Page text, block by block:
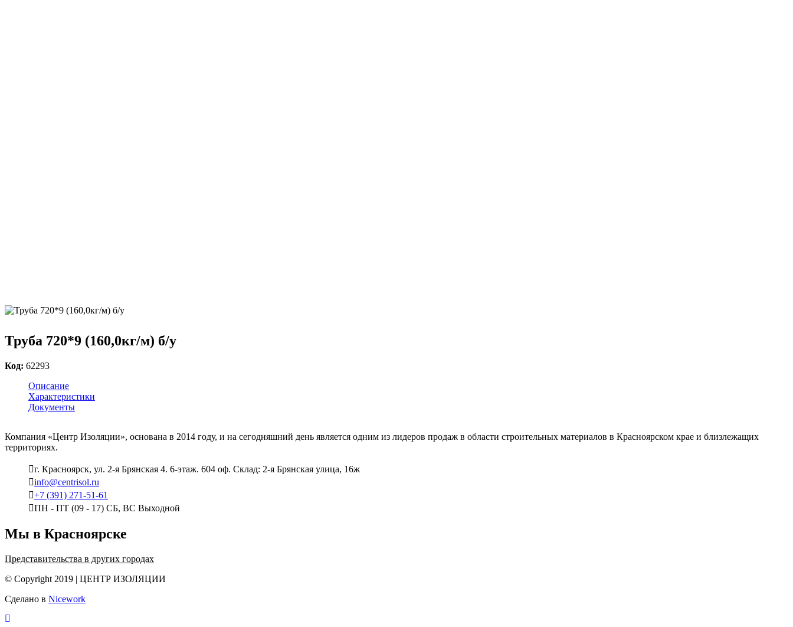
Труба 720*9 (160,0кг/м) б/у
Код: 62293
Описание
Характеристики
Документы
Компания «Центр Изоляции», основана в 2014 году, и на сегодняшний день является одним из лидеров продаж в области строительных материалов в Красноярском крае и близлежащих
территориях.
г. Красноярск, ул. 2-я Брянская 4. 6-этаж. 604 оф. Склад: 2-я Брянская улица, 16ж
info@centrisol.ru
+7 (391) 271-51-61
ПН - ПТ (09 - 17) СБ, ВС Выходной
Мы в Красноярске
Представительства в других городах
© Copyright 2019 | ЦЕНТР ИЗОЛЯЦИИ
Сделано в Nicework